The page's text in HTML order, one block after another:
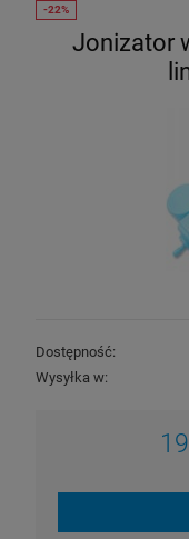
Jonizator
Dostępność:
Wysyłka w: